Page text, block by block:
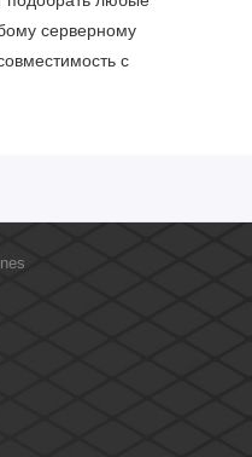
серверному
с
проводим регулярное